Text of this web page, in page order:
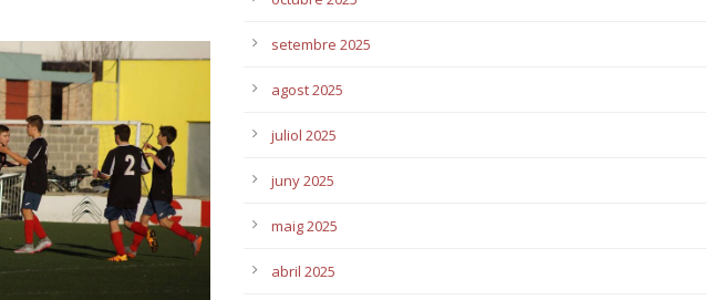
setembre 2025
agost 2025
juliol 2025
juny 2025
maig 2025
abril 2025